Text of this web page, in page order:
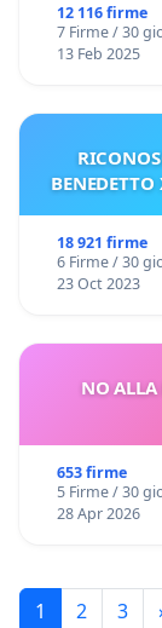
12 116 firme
7 Firme / 30
13 Feb 2025
18 921 firme
6 Firme / 30
23 Oct 2023
NO
653 firme
5 Firme / 30
28 Apr 2026
1 2 3